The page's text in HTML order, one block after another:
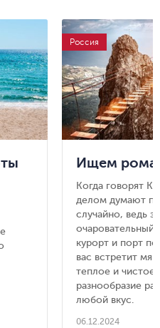
Россия
Ищем
Когда говорят
делом думают
случайно, ведь
очаровательный
курорт и порт
вас встретит
теплое и
разнообразие
любой вкус.
06.12.2024